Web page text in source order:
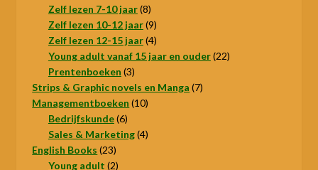
Zelf lezen 7-10 jaar 88
producten
Zelf lezen 10-12 jaar 99
producten
Zelf lezen 12-15 jaar 44
producten
Young adult vanaf 15 jaar en ouder 2222
Prentenboeken 33
producten
Strips & Graphic novels en Manga 77
Managementboeken 1010
Bedrijfskunde 66
producten
Sales & Marketing 44
English Books 2323
producten
Young adult 22